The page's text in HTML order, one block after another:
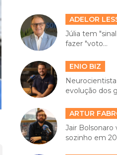
ADELOR
Júlia tem
fazer "voto...
ENIO BIZ
evolução dos
ARTUR
Jair
sozinho em